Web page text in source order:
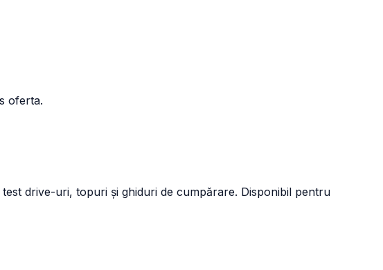
oferta.
drive-uri, topuri și ghiduri de cumpărare. Disponibil pentru